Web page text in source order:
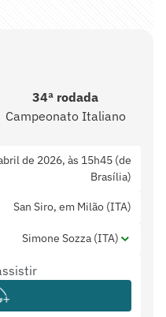
34ª rodada
Campeonato Italiano
de 2026, às 15h45 (de
Brasília)
San Siro, em Milão (ITA)
Simone Sozza (ITA)
(ITA), Marcello Rossi
(ITA) e Luca Zufferli (ITA)